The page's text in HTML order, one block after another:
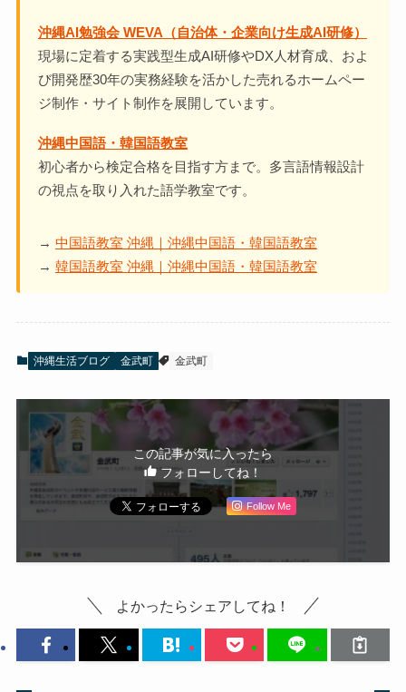
沖縄AI勉強会 WEVA（自治体・企業向け生成AI研修）
現場に定着する実践型生成AI研修やDX人材育成、およ
び開発歴30年の実務経験を活かした売れるホームペー
ジ制作・サイト制作を展開しています。
沖縄中国語・韓国語教室
初心者から検定合格を目指す方まで。多言語情報設計
の視点を取り入れた語学教室です。
→ 中国語教室 沖縄｜沖縄中国語・韓国語教室
→ 韓国語教室 沖縄｜沖縄中国語・韓国語教室
沖縄生活ブログ 金武町 金武町
この記事が気に入ったら
フォローしてね！
Follow Me
よかったらシェアしてね！